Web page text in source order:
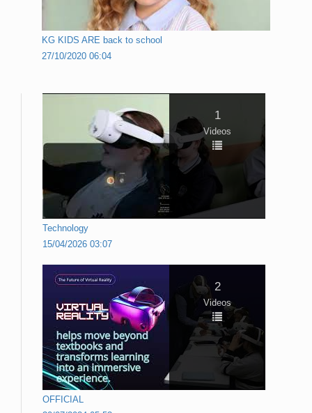
KG KIDS ARE back to school
27/10/2020 06:04
1
Videos
Technology
15/04/2026 03:07
2
Videos
OFFICIAL